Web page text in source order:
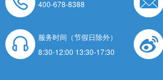
400-678-8388
服务时间（节假日除外）
8:30-12:00 13:30-17:30